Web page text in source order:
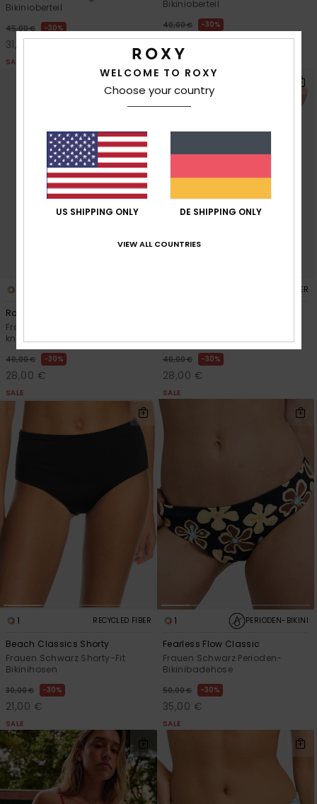
Bikinioberteil
45,00 € 30%
31,50 €
SALE
Bikinioberteil
40,00 € 30%
28,00 €
SALE
Roxy Paradise Cheeky
Frauen Rosa Bikinihose mit
knapper Bedeckung
40,00 € 30%
28,00 €
SALE
RECYCLED FIBER
40,00 € 30%
28,00 €
SALE
1 RECYCLED FIBER
Beach Classics Shorty
Frauen Schwarz Shorty-Fit
Bikinihosen
30,00 € 30%
21,00 €
SALE
1 PERIODEN-BIKINI
Fearless Flow Classic
Frauen Schwarz Perioden-
Bikinibadehose
50,00 € 30%
35,00 €
SALE
WELCOME TO ROXY
Choose your country
US SHIPPING ONLY DE SHIPPING ONLY
VIEW ALL COUNTRIES